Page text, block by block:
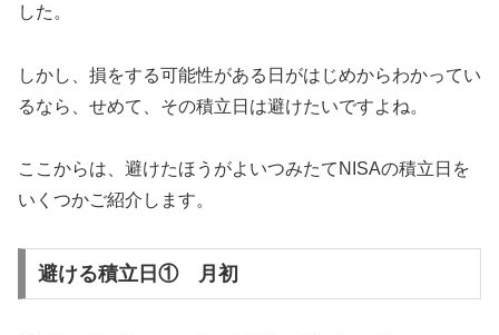
した。
しかし、損をする可能性がある日がはじめからわかってい
るなら、せめて、その積立日は避けたいですよね。
ここからは、避けたほうがよいつみたてNISAの積立日を
いくつかご紹介します。
避ける積立日① 月初